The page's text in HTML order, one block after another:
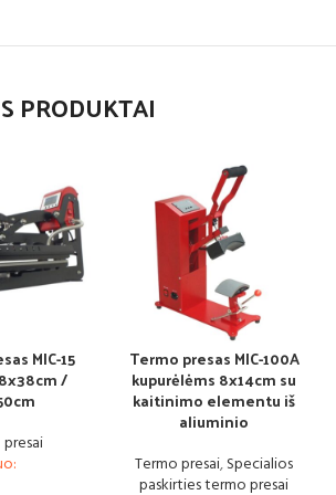
PRODUKTAI
MIC-15
/
Termo presas MIC-100A
kupurėlėms 8x14cm su
kaitinimo elementu iš
aliuminio
Termo presai,Specialios
paskirties termo presai